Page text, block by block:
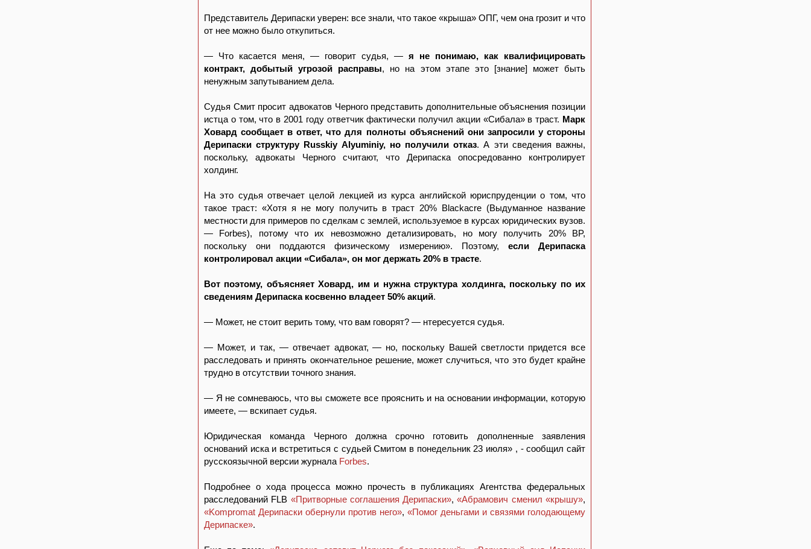
Представитель Дерипаски уверен: все знали, что такое «крыша» ОПГ, чем она грозит и что
от нее можно было откупиться.
— Что касается меня, — говорит судья, — я не понимаю, как квалифицировать
контракт, добытый угрозой расправы, но на этом этапе это [знание] может быть
ненужным запутыванием дела.
Судья Смит просит адвокатов Черного представить дополнительные объяснения позиции
истца о том, что в 2001 году ответчик фактически получил акции «Сибала» в траст. Марк
Ховард сообщает в ответ, что для полноты объяснений они запросили у стороны
Дерипаски структуру Russkiy Alyuminiy, но получили отказ. А эти сведения важны,
поскольку, адвокаты Черного считают, что Дерипаска опосредованно контролирует
холдинг.
На это судья отвечает целой лекцией из курса английской юриспруденции о том, что
такое траст: «Хотя я не могу получить в траст 20% Blackacre (Выдуманное название
местности для примеров по сделкам с землей, используемое в курсах юридических вузов.
— Forbes), потому что их невозможно детализировать, но могу получить 20% BP,
поскольку они поддаются физическому измерению». Поэтому, если Дерипаска
контролировал акции «Сибала», он мог держать 20% в трасте.
Вот поэтому, объясняет Ховард, им и нужна структура холдинга, поскольку по их
сведениям Дерипаска косвенно владеет 50% акций.
— Может, не стоит верить тому, что вам говорят? — нтересуется судья.
— Может, и так, — отвечает адвокат, — но, поскольку Вашей светлости придется все
расследовать и принять окончательное решение, может случиться, что это будет крайне
трудно в отсутствии точного знания.
— Я не сомневаюсь, что вы сможете все прояснить и на основании информации, которую
имеете, — вскипает судья.
Юридическая команда Черного должна срочно готовить дополненные заявления
оснований иска и встретиться с судьей Смитом в понедельник 23 июля» , - сообщил сайт
русскоязычной версии журнала Forbes.
Подробнее о хода процесса можно прочесть в публикациях Агентства федеральных
расследований FLB «Притворные соглашения Дерипаски»,«Абрамович сменил «крышу»,
«Kompromat Дерипаски обернули против него», «Помог деньгами и связями голодающему
Дерипаске».